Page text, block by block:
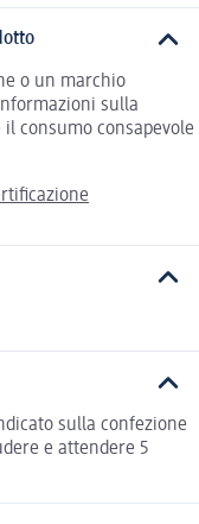
o un marchio
sulla
consumo consapevole
sulla confezione
e attendere 5